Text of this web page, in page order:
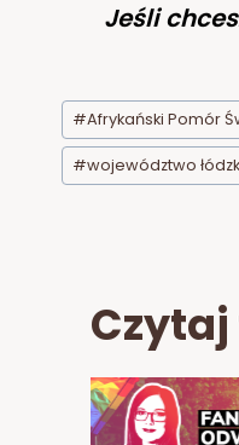
Jeśli
Tagi
wpisu:
#Afrykański Pomór
#województwo
Czytaj